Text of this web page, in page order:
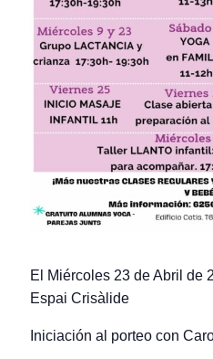
El Miércoles 23 de Abril de
Espai Crisàlide
Iniciación al porteo con